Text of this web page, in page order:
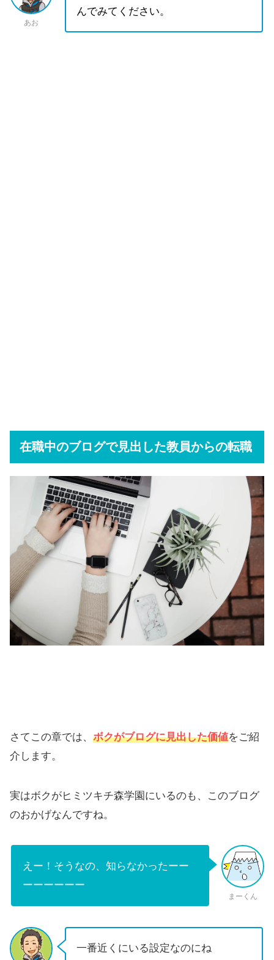
あお
んでみてください。
在職中のブログで見出した教員からの転職
さてこの章では、 ボクがブログに見出した価値をご紹
介します。
実はボクがヒミツキチ森学園にいるのも、このブログ
のおかげなんですね。
えー！そうなの、知らなかったーー
ーーーーーー
まーくん
一番近くにいる設定なのにね